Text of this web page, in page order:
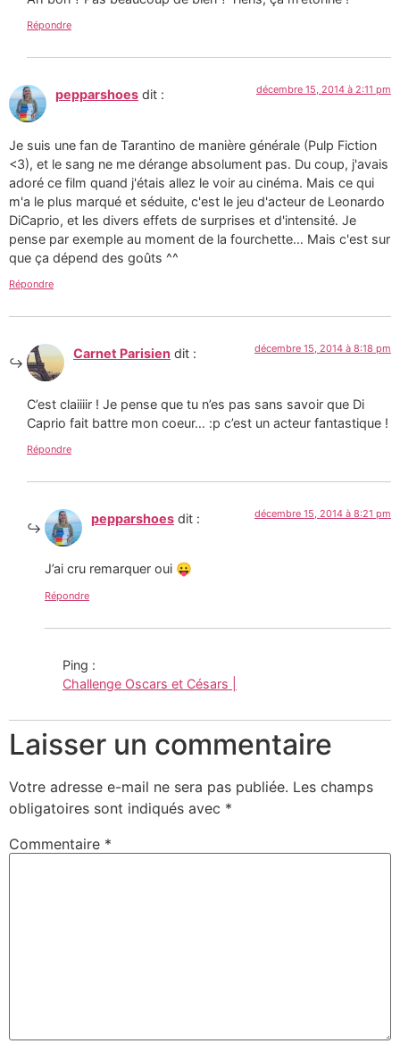
Répondre
pepparshoes dit : décembre 15, 2014 à 2:11 pm
Je suis une fan de Tarantino de manière générale (Pulp Fiction
<3), et le sang ne me dérange absolument pas. Du coup, j'avais
adoré ce film quand j'étais allez le voir au cinéma. Mais ce qui
m'a le plus marqué et séduite, c'est le jeu d'acteur de Leonardo
DiCaprio, et les divers effets de surprises et d'intensité. Je
pense par exemple au moment de la fourchette… Mais c'est sur
que ça dépend des goûts ^^
Répondre
Carnet Parisien dit : décembre 15, 2014 à 8:18 pm
C’est claiiiir ! Je pense que tu n’es pas sans savoir que Di
Caprio fait battre mon coeur… :p c’est un acteur fantastique !
Répondre
pepparshoes dit : décembre 15, 2014 à 8:21 pm
J’ai cru remarquer oui 😛
Répondre
Ping :
Challenge Oscars et Césars |
Laisser un commentaire
Votre adresse e-mail ne sera pas publiée. Les champs
obligatoires sont indiqués avec *
Commentaire *